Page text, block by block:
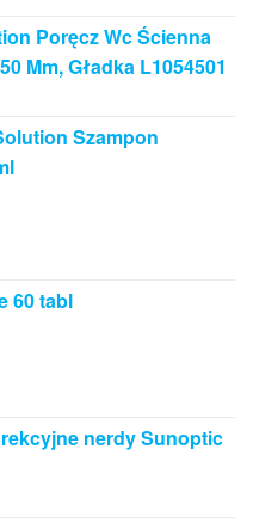
Poręcz Wc Ścienna
Mm, Gładka L1054501
Szampon
60 tabl
nerdy Sunoptic